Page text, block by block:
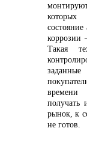
которых
коррозии
Такая
заданные
рынок, к
не готов.